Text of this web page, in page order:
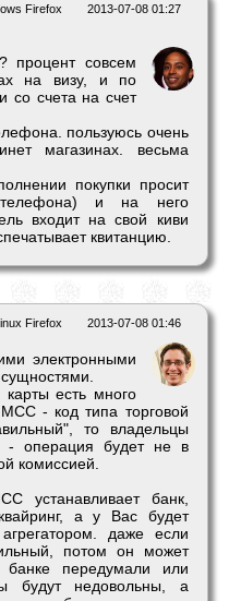
2013-07-08 01:27
Firefox
процент совсем
на визу, и по
со счета на счет
пользуюсь очень
магазинах. весьма
покупки просит
и на него
входит на свой киви
квитанцию.
2013-07-08 01:46
Firefox
электронными
есть много
- код типа торговой
то владельцы
- операция будет не в
комиссией.
устанавливает банк,
а у Вас будет
даже если
потом он может
банке передумали или
будут недовольны, а